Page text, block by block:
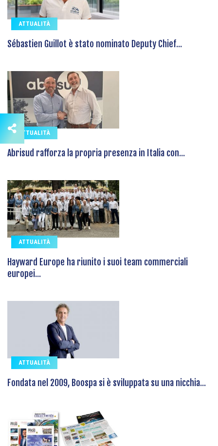
ATTUALITÀ
Sébastien Guillot è stato nominato Deputy Chief...
ATTUALITÀ
Abrisud rafforza la propria presenza in Italia con...
ATTUALITÀ
Hayward Europe ha riunito i suoi team commerciali
europei...
ATTUALITÀ
Fondata nel 2009, Boospa si è sviluppata su una nicchia...